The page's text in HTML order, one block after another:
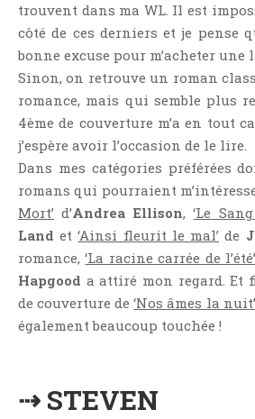
trouvent dans ma WL. Il est
côté de ces derniers et je pense
bonne excuse pour m’acheter une
Sinon, on retrouve un roman
romance, mais qui semble plus
4ème de couverture m’a en tout
j’espère avoir l’occasion de le lire.
Dans mes catégories préférées
romans qui pourraient
Mort’ d’Andrea Ellison,‘Le
Land et‘Ainsi fleurit le mal’ de
romance,‘La racine carrée de l’été’
Hapgood a attiré mon regard. Et
de couverture de‘Nos âmes la nuit’
également beaucoup touchée !
⇢ STEVEN